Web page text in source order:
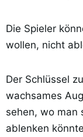
Die Spieler
wollen, nicht
Der Schlüssel
wachsames
sehen, wo man
ablenken